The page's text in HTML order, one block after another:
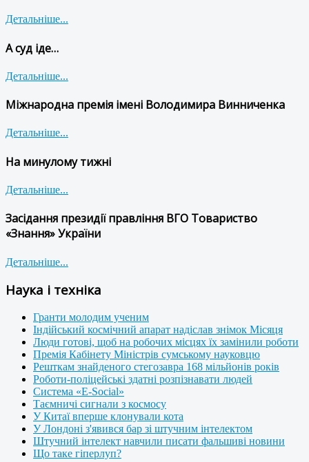
Детальніше...
А суд іде…
Детальніше...
Міжнародна премія імені Володимира Винниченка
Детальніше...
На минулому тижні
Детальніше...
Засідання президії правління ВГО Товариство
«Знання» України
Детальніше...
Наука і техніка
Гранти молодим ученим
Індійський космічний апарат надіслав знімок Місяця
Люди готові, щоб на робочих місцях їх замінили роботи
Премія Кабінету Міністрів сумському науковцю
Решткам знайденого стегозавра 168 мільйонів років
Роботи-поліцейські здатні розпізнавати людей
Система «E-Social»
Таємничі сигнали з космосу
У Китаї вперше клонували кота
У Лондоні з'явився бар зі штучним інтелектом
Штучний інтелект навчили писати фальшиві новини
Що таке гіперлуп?